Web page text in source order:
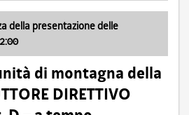
della presentazione delle
di montagna della
DIRETTIVO